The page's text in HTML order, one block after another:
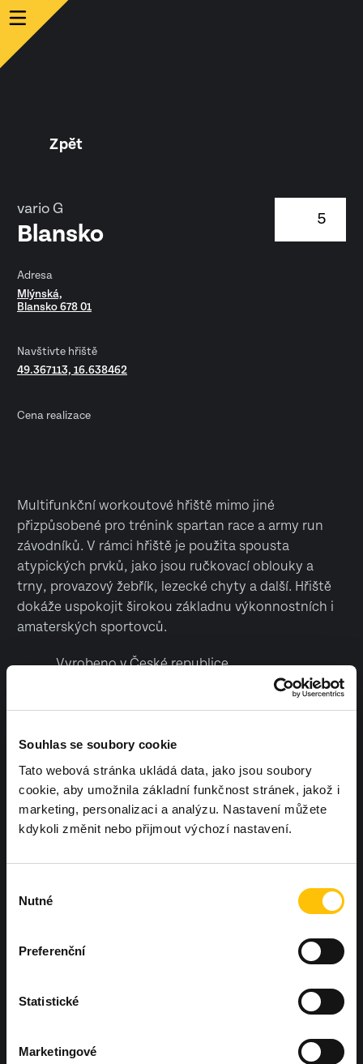
Souhlas se soubory cookie
Tato webová stránka ukládá data, jako jsou soubory
cookie, aby umožnila základní funkčnost stránek, jakož i
marketing, personalizaci a analýzu. Nastavení můžete
kdykoli změnit nebo přijmout výchozí nastavení.
souhlasu
Nutné
Preferenční
Statistické
Marketingové
Zpět
vario G
Blansko
5
Adresa
Mlýnská,
Blansko 678 01
Navštivte hřiště
49.367113, 16.638462
Cena realizace
Multifunkční workoutové hřiště mimo jiné
přizpůsobené pro trénink spartan race a army run
závodníků. V rámci hřiště je použita spousta
atypických prvků, jako jsou ručkovací oblouky a
trny, provazový žebřík, lezecké chyty a další. Hřiště
dokáže uspokojit širokou základnu výkonnostních i
amaterských sportovců.
Vyrobeno v České republice
Chcete, aby další Workoutland hřiště
bylo právě u vás?Ozvěte se nám